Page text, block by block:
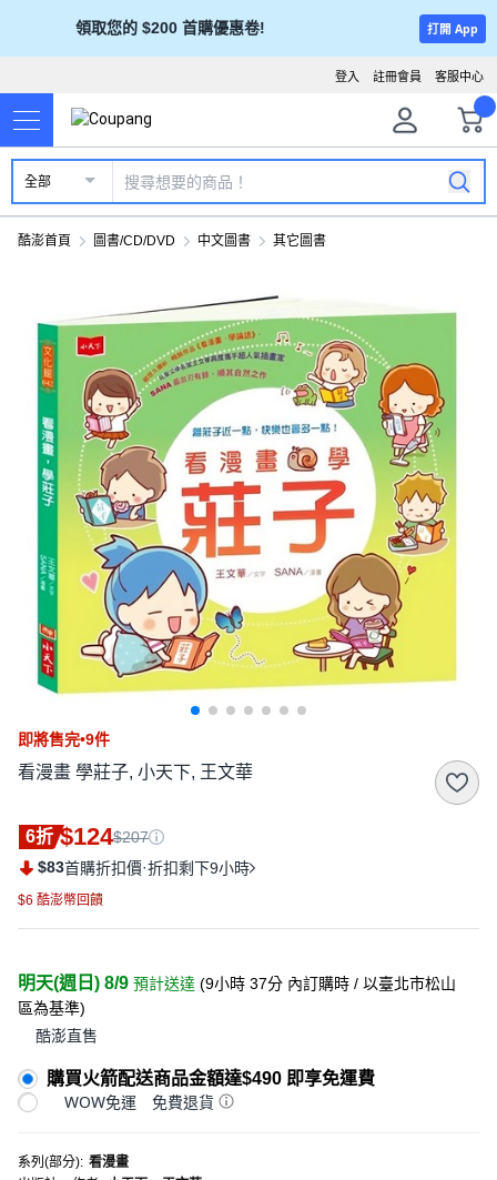
領取您的 $200 首購優惠卷! 打開 App
客服中心
註冊會員
登入
全部
酷澎首頁 圖書/CD/DVD 中文圖書 其它圖書
即將售完•9件
看漫畫 學莊子, 小天下, 王文華
6折 $124$207
$83首購折扣價·折扣剩下9小時
$6 酷澎幣回饋
明天(週日) 8/9 預計送達 (9小時 37分 內訂購時 / 以臺北市松山
區為基準)
酷澎直售
購買火箭配送商品金額達$490 即享免運費
WOW免運 免費退貨
系列(部分): 看漫畫